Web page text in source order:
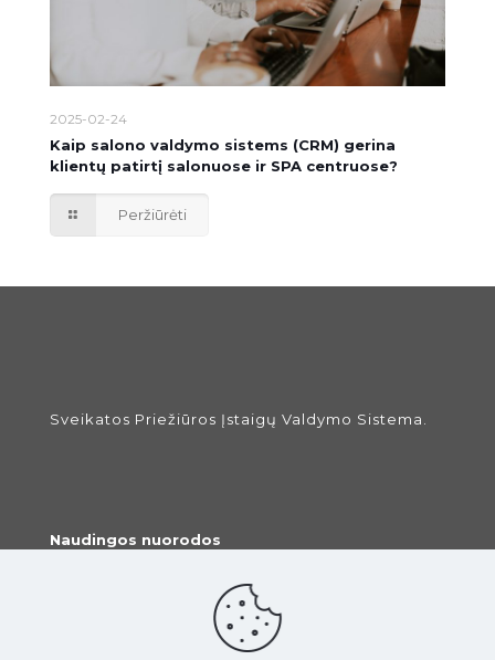
2025-02-24
Kaip salono valdymo sistems (CRM) gerina
klientų patirtį salonuose ir SPA centruose?
Peržiūrėti
Sveikatos Priežiūros Įstaigų Valdymo Sistema.
Naudingos nuorodos
Slaptažodžio keitimas